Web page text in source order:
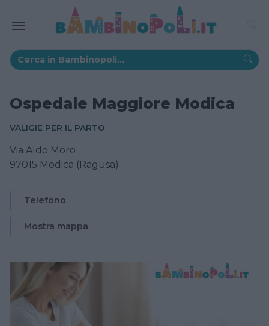
Ospedale Maggiore Modica
VALIGIE PER IL PARTO
Via Aldo Moro
97015 Modica (Ragusa)
Telefono
Mostra mappa